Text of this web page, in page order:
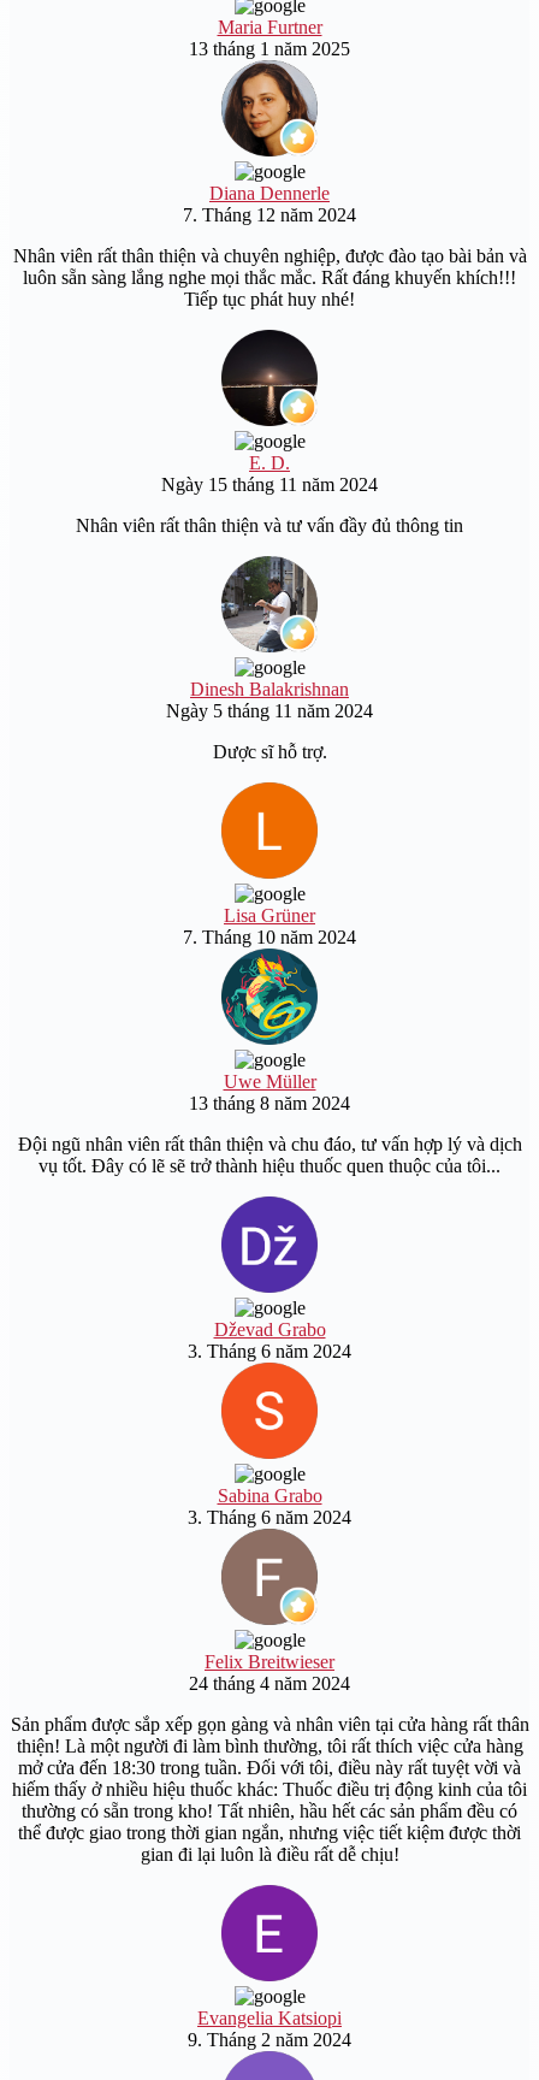
Maria Furtner
13 tháng 1 năm 2025
Diana Dennerle
7. Tháng 12 năm 2024
Nhân viên rất thân thiện và chuyên nghiệp, được đào tạo bài bản và
luôn sẵn sàng lắng nghe mọi thắc mắc. Rất đáng khuyến khích!!!
Tiếp tục phát huy nhé!
E. D.
Ngày 15 tháng 11 năm 2024
Nhân viên rất thân thiện và tư vấn đầy đủ thông tin
Dinesh Balakrishnan
Ngày 5 tháng 11 năm 2024
Dược sĩ hỗ trợ.
Lisa Grüner
7. Tháng 10 năm 2024
Uwe Müller
13 tháng 8 năm 2024
Đội ngũ nhân viên rất thân thiện và chu đáo, tư vấn hợp lý và dịch
vụ tốt. Đây có lẽ sẽ trở thành hiệu thuốc quen thuộc của tôi...
Dževad Grabo
3. Tháng 6 năm 2024
Sabina Grabo
3. Tháng 6 năm 2024
Felix Breitwieser
24 tháng 4 năm 2024
Sản phẩm được sắp xếp gọn gàng và nhân viên tại cửa hàng rất thân
thiện! Là một người đi làm bình thường, tôi rất thích việc cửa hàng
mở cửa đến 18:30 trong tuần. Đối với tôi, điều này rất tuyệt vời và
hiếm thấy ở nhiều hiệu thuốc khác: Thuốc điều trị động kinh của tôi
thường có sẵn trong kho! Tất nhiên, hầu hết các sản phẩm đều có
thể được giao trong thời gian ngắn, nhưng việc tiết kiệm được thời
gian đi lại luôn là điều rất dễ chịu!
Evangelia Katsiopi
9. Tháng 2 năm 2024